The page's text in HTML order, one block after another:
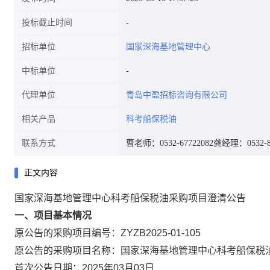
投标截止时间
招标单位 国家深海基地管理中心
中标单位
代理单位 青岛中盈招标咨询有限公司
相关产品 科考船保税油
联系方式 曹老师：0532-67722082龚经理：0532-
正文内容
国家深海基地管理中心科考船保税油采购项目澄清公告
一、项目基本情况
原公告的采购项目编号：ZYZB2025-01-105
原公告的采购项目名称：国家深海基地管理中心科
首次公告日期：2025年03月03日